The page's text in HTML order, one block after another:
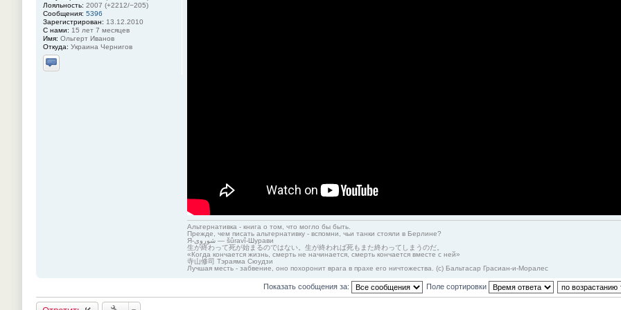
Лояльность: 2007 (+2212/−205)
Сообщения: 5396
Зарегистрирован: 13.12.2010
С нами: 15 лет 7 месяцев
Имя: Ольгерт Иванов
Откуда: Украина Чернигов
Отправить личное сообщение
Альтернативка - книга о том, что могло бы быть.
Прежде, чем писать альтернативку - вспомни, чьи танки стояли в Берлине?
Я-شوروی — šûravî-Шурави
生が終わって死が始まるのではない。生が終われば死もまた終わってしまうのだ。
«Когда кончается жизнь, смерть не начинается, смерть кончается вместе с ней»
寺山修司 Тэраяма Сюудзи
Лучшая месть - забвение, оно похоронит врага в прахе его ничтожества. (с) Бальтасар Грасиан-и-Моралес
Показать сообщения за: Поле сортировки